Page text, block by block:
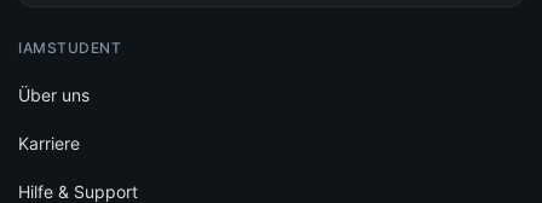
IAMSTUDENT
Über uns
Karriere
Hilfe & Support